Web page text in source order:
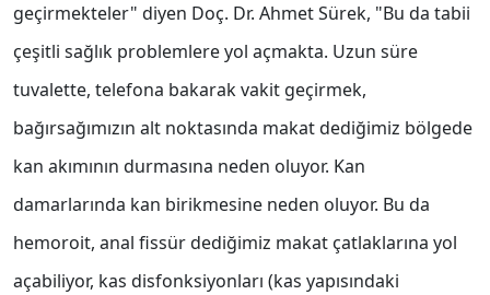
geçirmekteler" diyen Doç. Dr. Ahmet Sürek, "Bu da tabii
çeşitli sağlık problemlere yol açmakta. Uzun süre
tuvalette, telefona bakarak vakit geçirmek,
bağırsağımızın alt noktasında makat dediğimiz bölgede
kan akımının durmasına neden oluyor. Kan
damarlarında kan birikmesine neden oluyor. Bu da
hemoroit, anal fissür dediğimiz makat çatlaklarına yol
açabiliyor, kas disfonksiyonları (kas yapısındaki